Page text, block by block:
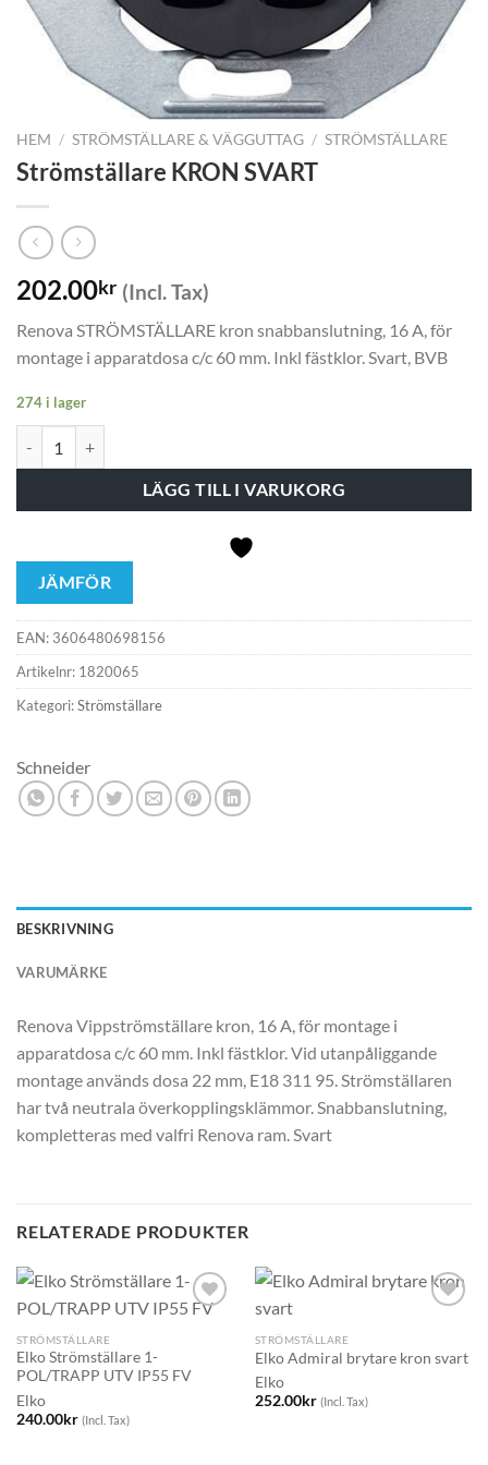
HEM / STRÖMSTÄLLARE & VÄGGUTTAG / STRÖMSTÄLLARE
Strömställare KRON SVART
202.00kr (Incl. Tax)
Renova STRÖMSTÄLLARE kron snabbanslutning, 16 A, för
montage i apparatdosa c/c 60 mm. Inkl fästklor. Svart, BVB
274 i lager
LÄGG TILL I VARUKORG
JÄMFÖR
EAN: 3606480698156
Artikelnr: 1820065
Kategori:Strömställare
Schneider
BESKRIVNING
VARUMÄRKE
Renova Vippströmställare kron, 16 A, för montage i
apparatdosa c/c 60 mm. Inkl fästklor. Vid utanpåliggande
montage används dosa 22 mm, E18 311 95. Strömställaren
har två neutrala överkopplingsklämmor. Snabbanslutning,
kompletteras med valfri Renova ram. Svart
RELATERADE PRODUKTER
STRÖMSTÄLLARE
Elko Strömställare 1-
POL/TRAPP UTV IP55 FV
Elko
240.00kr (Incl. Tax)
STRÖMSTÄLLARE
Elko Admiral brytare kron svart
Elko
252.00kr (Incl. Tax)